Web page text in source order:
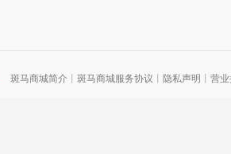
斑马商城简介 丨 斑马商城服务协议 丨 隐私声明 丨 营